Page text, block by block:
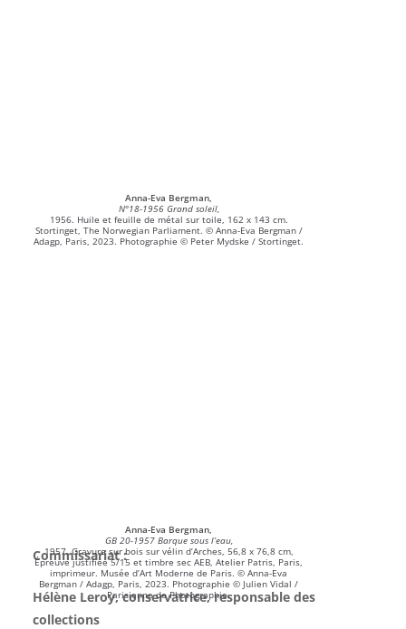
Anna-Eva Bergman,
N°18-1956 Grand soleil,
1956. Huile et feuille de métal sur toile, 162 x 143 cm.
Stortinget, The Norwegian Parliament. © Anna-Eva Bergman /
Adagp, Paris, 2023. Photographie © Peter Mydske / Stortinget.
Anna-Eva Bergman,
GB 20-1957 Barque sous l’eau,
1957. Gravure sur bois sur vélin d’Arches, 56,8 x 76,8 cm,
Épreuve justifiée 5/15 et timbre sec AEB, Atelier Patris, Paris,
imprimeur. Musée d’Art Moderne de Paris. © Anna-Eva
Bergman / Adagp, Paris, 2023. Photographie © Julien Vidal /
Parisienne de Photographie.
Commissariat :
Hélène Leroy, conservatrice, responsable des
collections